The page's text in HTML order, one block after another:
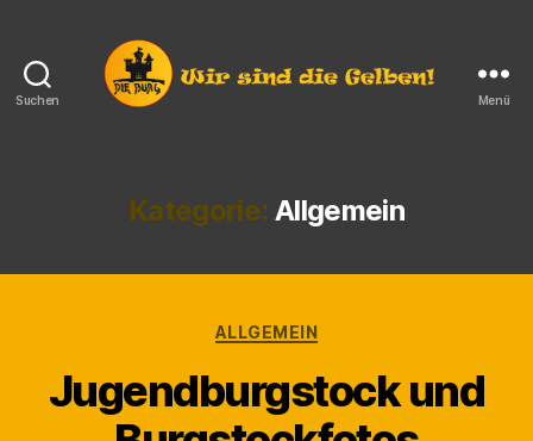
Suchen
Langendorf
Menü
Kategorie: Allgemein
Kategorien
ALLGEMEIN
Jugendburgstock und
V